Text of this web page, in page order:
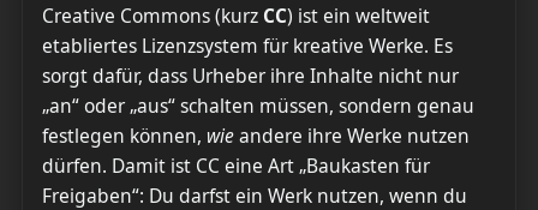
Creative Commons (kurz CC) ist ein weltweit
etabliertes Lizenzsystem für kreative Werke. Es
sorgt dafür, dass Urheber ihre Inhalte nicht nur
„an“ oder „aus“ schalten müssen, sondern genau
festlegen können, wieandere ihre Werke nutzen
dürfen. Damit ist CC eine Art „Baukasten für
Freigaben“: Du darfst ein Werk nutzen, wenn du